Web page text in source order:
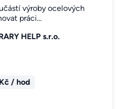
výroby ocelových
práci…
HELP s.r.o.
/ hod